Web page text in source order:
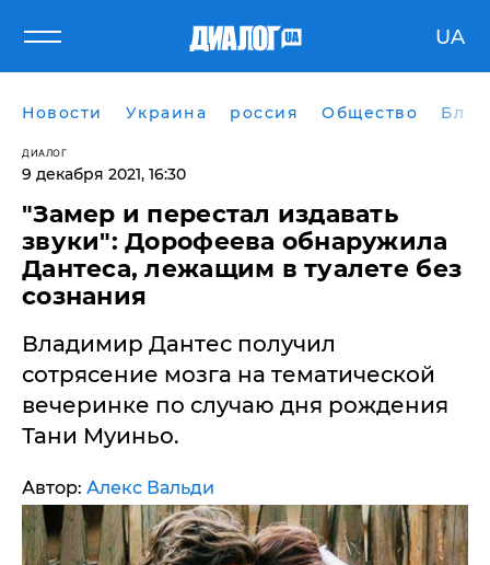
UA
Новости Украина россия Общество
ДИАЛОГ
9 декабря 2021, 16:30
"Замер и перестал издавать
звуки": Дорофеева обнаружила
Дантеса, лежащим в туалете без
сознания
Владимир Дантес получил
сотрясение мозга на тематической
вечеринке по случаю дня рождения
Тани Муиньо.
Автор: Алекс Вальди